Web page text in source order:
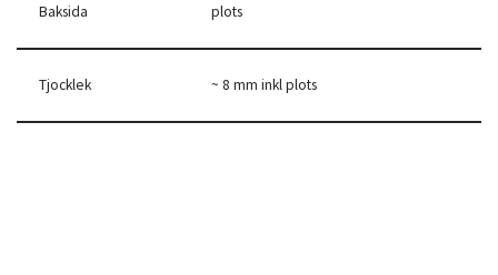
Baksida plots
Tjocklek ~ 8 mm inkl plots